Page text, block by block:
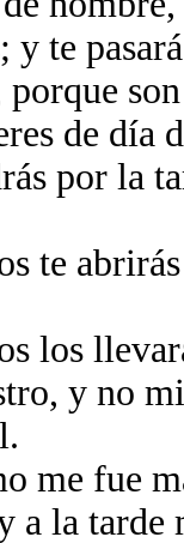
y te
de día
por la
te
los
y no
me fue
a la